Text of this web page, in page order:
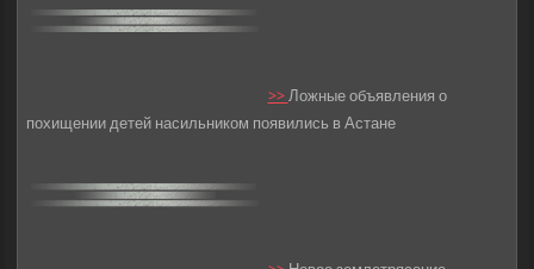
>>Ложные объявления о
похищении детей насильником появились в Астане